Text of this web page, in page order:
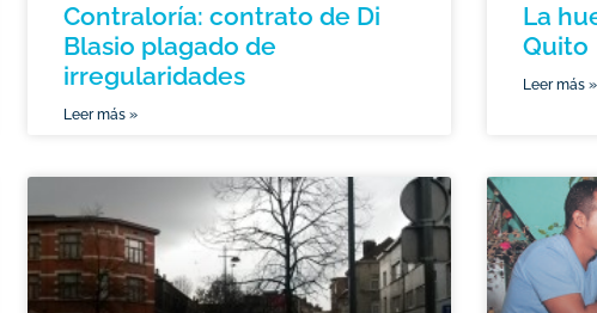
Contraloría: contrato de Di
Blasio plagado de
irregularidades
Leer más »
La
Quito
Leer más »